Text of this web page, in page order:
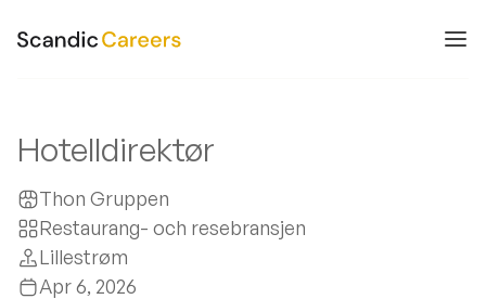
Hotelldirektør
Thon Gruppen
Restaurang- och resebransjen
Lillestrøm
Apr 6, 2026